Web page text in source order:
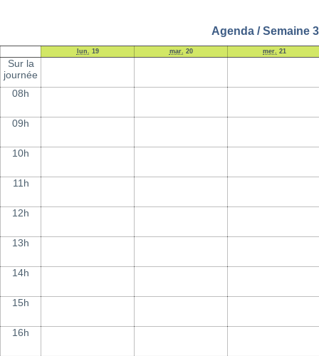
Agenda / Semaine
lun. 19 mar. 20 mer. 21
Sur la
journée
08h
09h
10h
11h
12h
13h
14h
15h
16h